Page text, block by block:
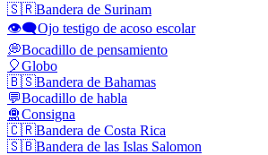
🇸🇷Bandera de Surinam
👁️‍🗨️Ojo testigo de acoso escolar
💭Bocadillo de pensamiento
🎈Globo
🇧🇸Bandera de Bahamas
💬Bocadillo de habla
🛅Consigna
🇨🇷Bandera de Costa Rica
🇸🇧Bandera de las Islas Salomon